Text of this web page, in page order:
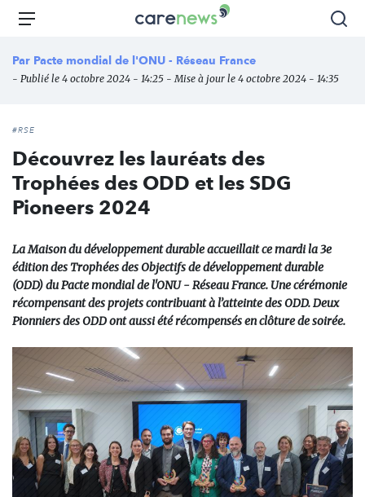
Aller
principal
Carenews,
média
des
Menu
Par Pacte mondial de l'ONU - Réseau France
- Publié le 4 octobre 2024 - 14:25 - Mise à jour le 4 octobre 2024 - 14:35
#RSE
Découvrez les lauréats des
Trophées des ODD et les SDG
Pioneers 2024
La Maison du développement durable accueillait ce mardi la 3e
édition des Trophées des Objectifs de développement durable
(ODD) du Pacte mondial de l'ONU - Réseau France. Une cérémonie
récompensant des projets contribuant à l’atteinte des ODD. Deux
Pionniers des ODD ont aussi été récompensés en clôture de soirée.